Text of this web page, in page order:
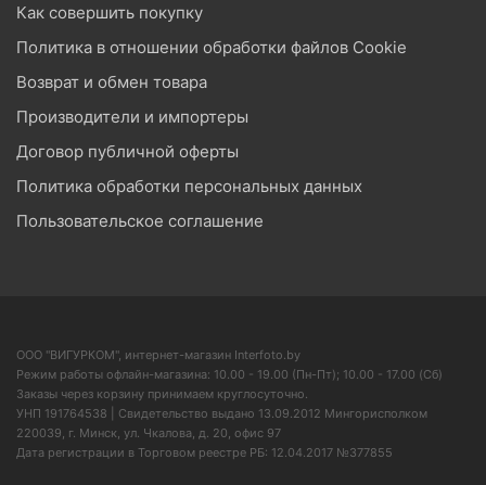
Как совершить покупку
Политика в отношении обработки файлов Cookie
Возврат и обмен товара
Производители и импортеры
Договор публичной оферты
Политика обработки персональных данных
Пользовательское соглашение
ООО "ВИГУРКОМ", интернет-магазин Interfoto.by
Режим работы офлайн-магазина: 10.00 - 19.00 (Пн-Пт); 10.00 - 17.00 (Сб)
Заказы через корзину принимаем круглосуточно.
УНП 191764538 | Свидетельство выдано 13.09.2012 Мингорисполком
220039, г. Минск, ул. Чкалова, д. 20, офис 97
Дата регистрации в Торговом реестре РБ: 12.04.2017 №377855